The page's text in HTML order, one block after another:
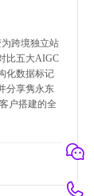
跨境独立站
比五大AIGC
化数据标记
分享隽永东
户搭建的全